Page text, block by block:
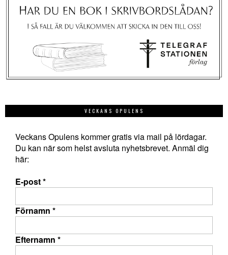
VECKANS OPULENS
Veckans Opulens kommer gratis via mail på lördagar.
Du kan när som helst avsluta nyhetsbrevet. Anmäl dig
här:
E-post*
Förnamn *
Efternamn *